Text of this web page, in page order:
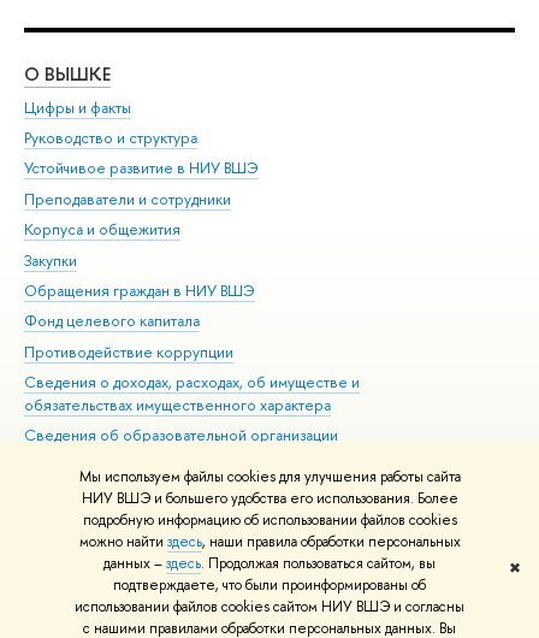
Мы используем файлы cookies для улучшения работы сайта
НИУ ВШЭ и большего удобства его использования. Более
подробную информацию об использовании файлов cookies
можно найти здесь, наши правила обработки персональных
данных –здесь. Продолжая пользоваться сайтом, вы
подтверждаете, что были проинформированы об
использовании файлов cookies сайтом НИУ ВШЭ и согласны
с нашими правилами обработки персональных данных. Вы
✖
О ВЫШКЕ
Цифры и факты
Руководство и структура
Устойчивое развитие в НИУ ВШЭ
Преподаватели и сотрудники
Корпуса и общежития
Закупки
Обращения граждан в НИУ ВШЭ
Фонд целевого капитала
Противодействие коррупции
Сведения о доходах, расходах, об имуществе и
обязательствах имущественного характера
Сведения об образовательной организации
Людям с ограниченными возможностями здоровья
Единая платежная страница
Работа в Вышке
© НИУ ВШЭ 1993–2026 Адреса и контакты Условия использования
материалов Политика конфиденциальности Карта сайта